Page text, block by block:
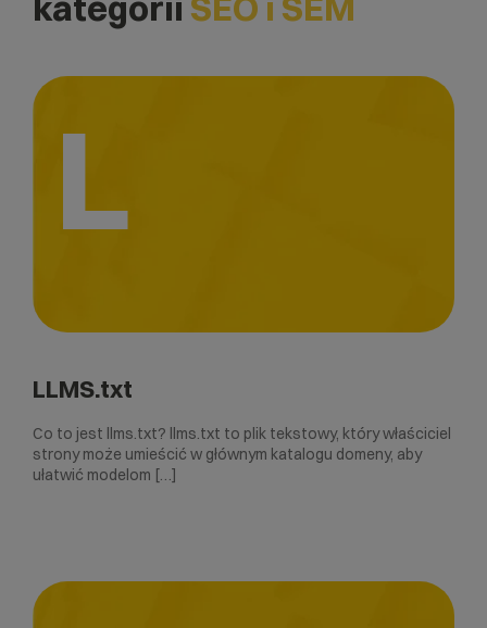
L
LLMS.txt
Co to jest llms.txt? llms.txt to plik tekstowy, który właściciel
strony może umieścić w głównym katalogu domeny, aby
ułatwić modelom […]